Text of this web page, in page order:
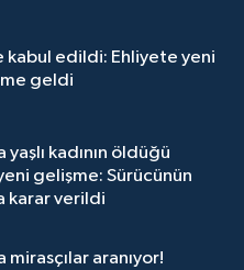
kabul edildi: Ehliyete yeni
geldi
yaşlı kadının öldüğü
gelişme: Sürücünün
karar verildi
mirasçılar aranıyor!